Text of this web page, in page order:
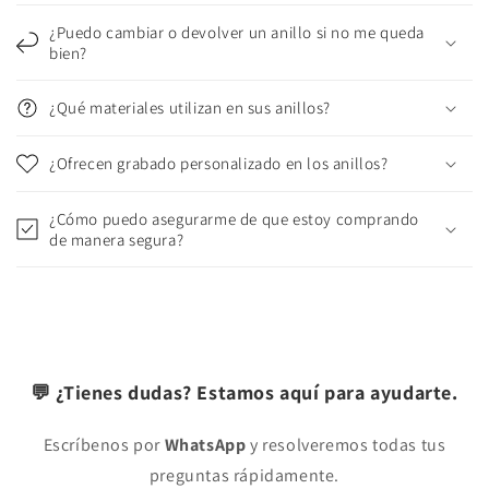
¿Puedo cambiar o devolver un anillo si no me queda
bien?
¿Qué materiales utilizan en sus anillos?
¿Ofrecen grabado personalizado en los anillos?
¿Cómo puedo asegurarme de que estoy comprando
de manera segura?
💬 ¿Tienes dudas? Estamos aquí para ayudarte.
Escríbenos porWhatsAppy resolveremos todas tus
preguntas rápidamente.